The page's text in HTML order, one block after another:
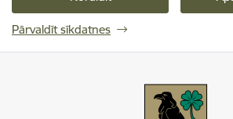
Pārvaldīt sīkdatnes